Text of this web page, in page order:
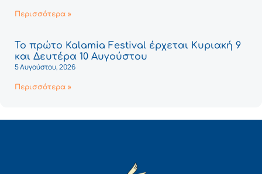
Περισσότερα »
Το πρώτο Kalamia Festival έρχεται Κυριακή 9
και Δευτέρα 10 Αυγούστου
5 Αυγούστου, 2026
Περισσότερα »